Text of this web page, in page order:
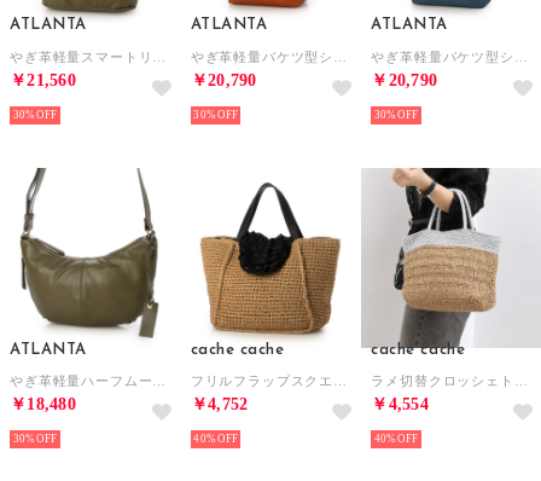
ATLANTA
￥21,560
30%
ATLANTA
￥20,790
30%
ATLANTA
￥20,790
30%
ATLANTA
￥18,480
30%
cache cache
￥4,752
40%
cache cache
￥4,554
40%